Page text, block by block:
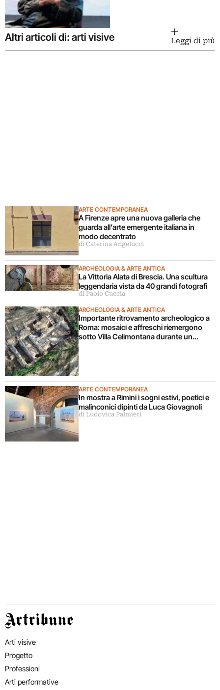
Altri articoli di: arti visive Leggi di più
ARTE CONTEMPORANEA
A Firenze apre una nuova galleria che
guarda all’arte emergente italiana in
modo decentrato
di Caterina Angelucci
ARCHEOLOGIA & ARTE ANTICA
La Vittoria Alata di Brescia. Una scultura
leggendaria vista da 40 grandi fotografi
di Paolo Cuccia
ARCHEOLOGIA & ARTE ANTICA
Importante ritrovamento archeologico a
Roma: mosaici e affreschi riemergono
sotto Villa Celimontana durante un
ARTE CONTEMPORANEA
In mostra a Rimini i sogni estivi, poetici e
malinconici dipinti da Luca Giovagnoli
di Ludovica Palmieri
Artribune
Arti visive
Progetto
Professioni
Arti performative